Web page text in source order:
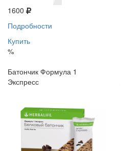
1600
Подробности
Купить
%
Батончик Формула 1
Экспресс